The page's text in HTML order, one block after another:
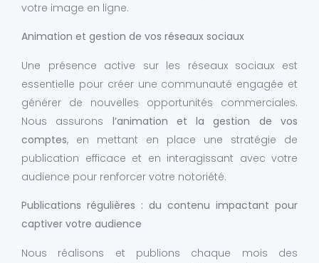
votre image en ligne.
Animation et gestion de vos réseaux sociaux
Une présence active sur les réseaux sociaux est
essentielle pour créer une communauté engagée et
générer de nouvelles opportunités commerciales.
Nous assurons l’animation et la gestion de vos
comptes, en mettant en place une stratégie de
publication efficace et en interagissant avec votre
audience pour renforcer votre notoriété.
Publications régulières : du contenu impactant pour
captiver votre audience
Nous réalisons et publions chaque mois des